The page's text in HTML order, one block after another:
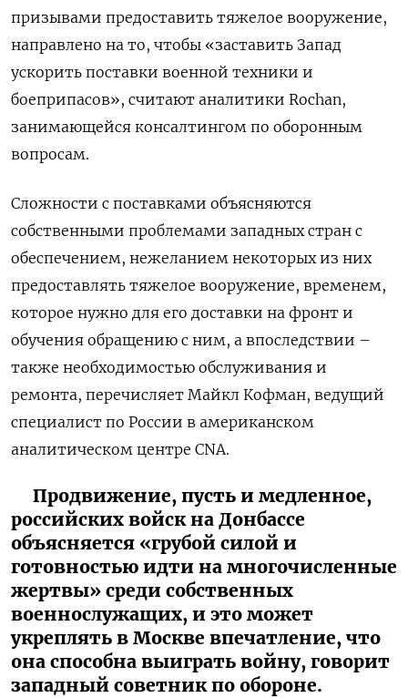
призывами предоставить тяжелое вооружение,
направлено на то, чтобы «заставить Запад
ускорить поставки военной техники и
боеприпасов», считают аналитики Rochan,
занимающейся консалтингом по оборонным
вопросам.
Сложности с поставками объясняются
собственными проблемами западных стран с
обеспечением, нежеланием некоторых из них
предоставлять тяжелое вооружение, временем,
которое нужно для его доставки на фронт и
обучения обращению с ним, а впоследствии –
также необходимостью обслуживания и
ремонта, перечисляет Майкл Кофман, ведущий
специалист по России в американском
аналитическом центре CNA.
Продвижение, пусть и медленное,
российских войск на Донбассе
объясняется «грубой силой и
готовностью идти на многочисленные
жертвы» среди собственных
военнослужащих, и это может
укреплять в Москве впечатление, что
она способна выиграть войну, говорит
западный советник по обороне.